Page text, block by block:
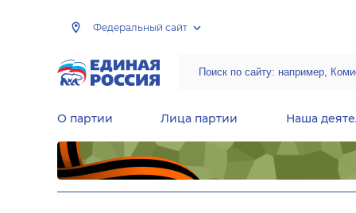
Федеральный сайт
О партии Лица партии Наша